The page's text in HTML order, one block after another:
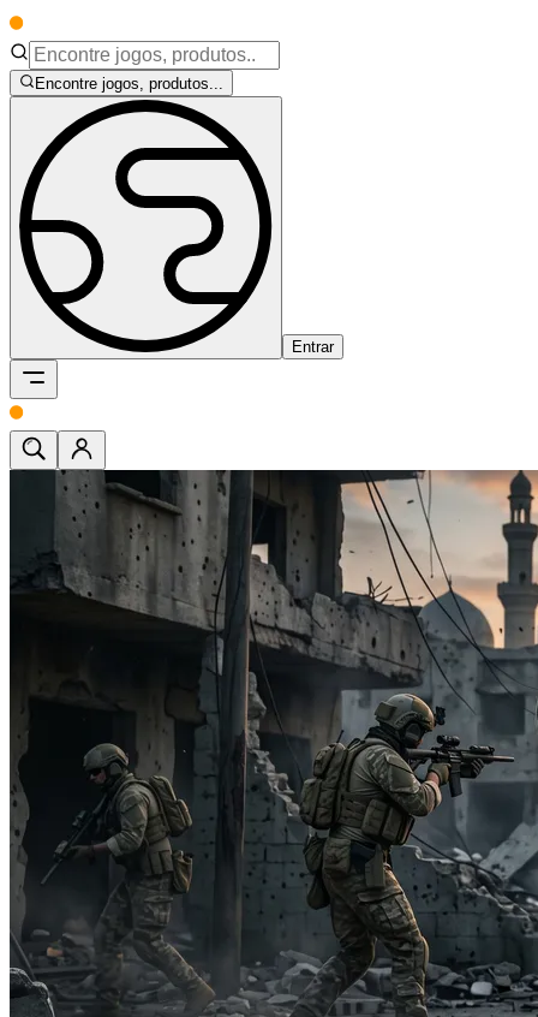
Encontre jogos, produtos...
Entrar